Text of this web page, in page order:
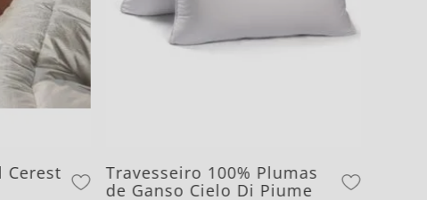
Cerest
Travesseiro 100% Plumas
de Ganso Cielo Di Piume